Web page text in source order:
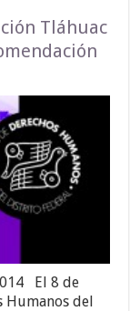
Tláhuac
El 8 de
Humanos del